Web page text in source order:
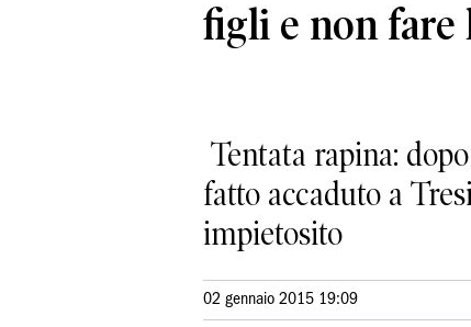
figli e non fare
Tentata rapina:
fatto accaduto a
impietosito
02 gennaio 2015 19:09